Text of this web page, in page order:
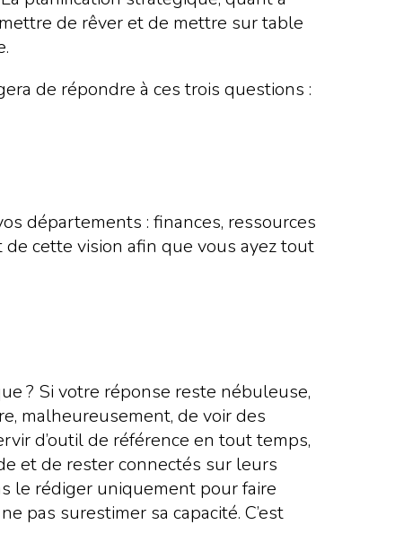
de rêver et de mettre sur table
de répondre à ces trois questions :
départements : finances, ressources
cette vision afin que vous ayez tout
? Si votre réponse reste nébuleuse,
malheureusement, de voir des
d’outil de référence en tout temps,
et de rester connectés sur leurs
le rédiger uniquement pour faire
pas surestimer sa capacité. C’est